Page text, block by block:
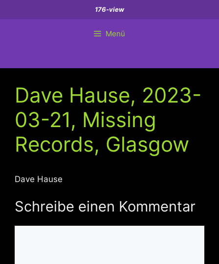
Inhalt
176-view
Menü
Dave Hause, 2023-
03-21, Missing
Records, Glasgow
Dave Hause
Schreibe einen Kommentar